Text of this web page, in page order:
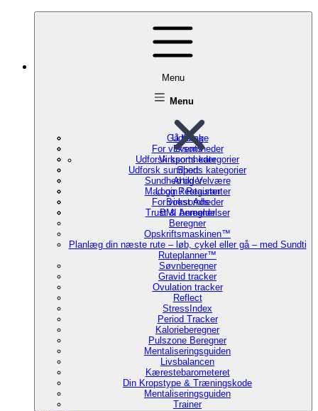
Menu
Menu
Udforsk
Events
Udforsk sports kategorier
Udforsk sundheds kategorier
Artikler
Login / Register
For virksomheder
BMI beregner
Beregner
Opskriftsmaskinen™
Planlæg din næste rute – løb, cykel eller gå – med Sundti
Ruteplanner™
Søvnberegner
Gravid tracker
Ovulation tracker
Reflect
StressIndex
Period Tracker
Kalorieberegner
Pulszone Beregner
Mentaliseringsguiden
Livsbalancen
Kærestebarometeret
Din Kropstype & Træningskode
Mentaliseringsguiden
Trainer
Gå tilbage
For virksomheder
Virksomheder
Sport
Sundhed og Velvære
Mad og Restauranter
Boost Ads
Trust & Anmeldelser